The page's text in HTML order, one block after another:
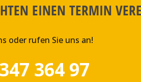
EINEN TERMIN
oder rufen Sie uns an!
364 97